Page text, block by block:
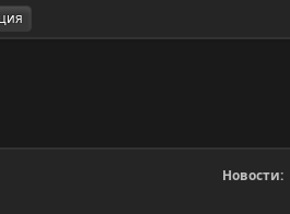
Новости: